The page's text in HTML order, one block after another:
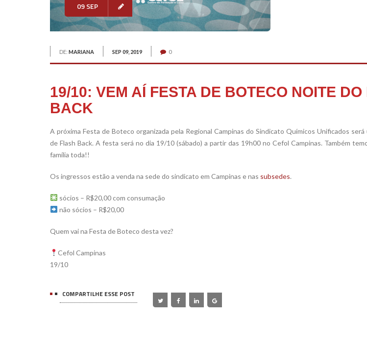
09 SEP
DE: MARIANA SEP 09, 2019 0
19/10: VEM AÍ FESTA DE BOTECO NOITE DO
BACK
A próxima Festa de Boteco organizada pela Regional Campinas do Sindicato Químicos Unificados será
de Flash Back. A festa será no dia 19/10 (sábado) a partir das 19h00 no Cefol Campinas. Também
família toda!!
Os ingressos estão a venda na sede do sindicato em Campinas e nas subsedes.
sócios – R$20,00 com consumação
não sócios – R$20,00
Quem vai na Festa de Boteco desta vez?
Cefol Campinas
19/10
COMPARTILHE ESSE POST